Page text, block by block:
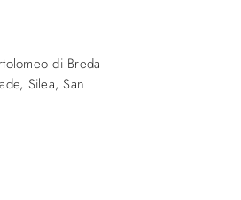
di Breda
Silea, San